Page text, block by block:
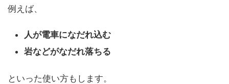
例えば、
人が電車になだれ込む
岩などがなだれ落ちる
といった使い方もします。